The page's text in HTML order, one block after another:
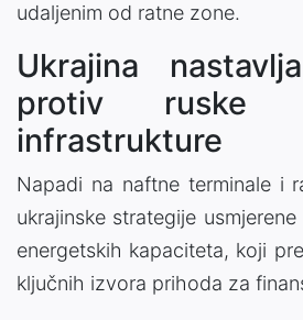
udaljenim od ratne zone.
Ukrajina
protiv ruske
infrastrukture
Napadi na naftne terminale i
ukrajinske strategije
energetskih kapaciteta, koji
ključnih izvora prihoda za